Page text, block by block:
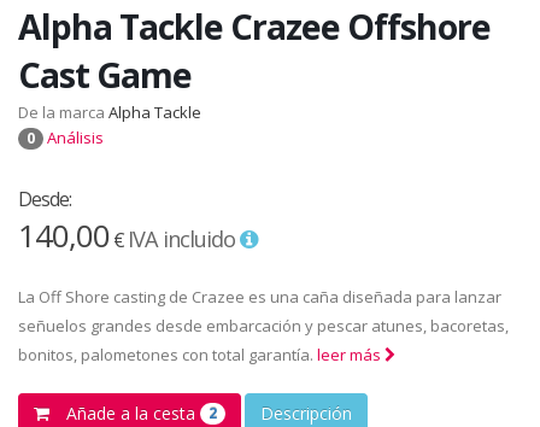
Alpha Tackle Crazee Offshore
Cast Game
De la marca Alpha Tackle
0 Análisis
Desde:
140,00€ IVA incluido
La Off Shore casting de Crazee es una caña diseñada para lanzar
señuelos grandes desde embarcación y pescar atunes, bacoretas,
bonitos, palometones con total garantía. leer más
Añade a la cesta 2 Descripción